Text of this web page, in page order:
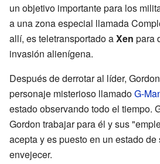
un objetivo importante para los
a una zona especial llamada
allí, es teletransportado aXen para
invasión alienígena.
Después de derrotar al líder,
personaje misterioso llamadoG-
estado observando todo el tiempo.
Gordon trabajar para él y sus
acepta y es puesto en un estado
envejecer.